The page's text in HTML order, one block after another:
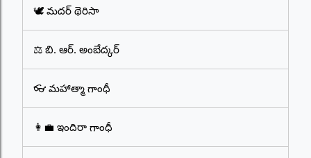
🕊️ మదర్ థెరిసా
⚖️ బి. ఆర్. అంబేద్కర్
👓 మహాత్మా గాంధీ
👩‍💼 ఇందిరా గాంధీ